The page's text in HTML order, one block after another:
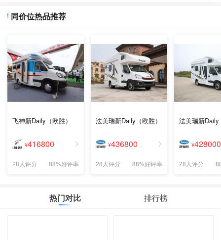
同价位热品推荐
飞神新Daily（欧胜）
¥416800
88%好评率
28人评分
法美瑞新Daily（欧胜）
¥436800
88%好评率
28人评分
法美瑞新
¥428000
28人评分
热门对比 排行榜